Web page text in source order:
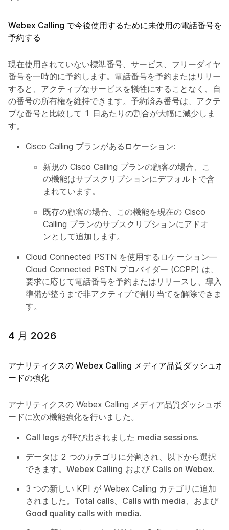
Webex Calling で今後使用するために未使用の電話番号を
予約する
現在使用されていない標準番号、サービス、フリーダイヤル
番号を一時的に予約します。電話番号を予約またはリリース
すると、アクティブなサービスを犠牲にすることなく、自分
の番号の所有権を維持できます。予約済み番号は、アクティ
ブな番号と比較して 1 日あたりの割合が大幅に減少しま
す。
Cisco Calling プランがあるロケーション:
新規の Cisco Calling プランの顧客の場合、こ
の機能はサブスクリプションにデフォルトで含
まれています。
既存の顧客の場合、この機能を現在の Cisco
Calling プランのサブスクリプションにアドオ
ンとして追加します。
Cloud Connected PSTN を使用するロケーション—
Cloud Connected PSTN プロバイダー (CCPP) は、
要求に応じて電話番号を予約またはリリースし、導入
準備が整うまで非アクティブで割り当てを解除できま
す。
4 月 2026
アナリティクスの Webex Calling メディア品質ダッシュボ
ードの強化
アナリティクスの Webex Calling メディア品質ダッシュボ
ードに次の機能強化を行いました。
Call legs が呼び出されました media sessions.
データは 2 つのカテゴリに分割され、以下から選択
できます。 Webex Calling および Calls on Webex.
3 つの新しい KPI が Webex Calling カテゴリに追加
されました。 Total calls、 Calls with media、および
Good quality calls with media.